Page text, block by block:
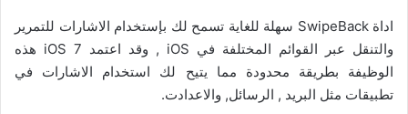
اداة SwipeBack سهلة للغاية تسمح لك بإستخدام الاشارات للتمرير
والتنقل عبر القوائم المختلفة في iOS , وقد اعتمد iOS 7 هذه
الوظيفة بطريقة محدودة مما يتيح لك استخدام الاشارات في
تطبيقات مثل البريد , الرسائل, والاعدادت.